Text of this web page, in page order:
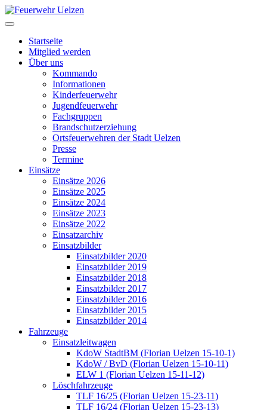
Startseite
Mitglied werden
Über uns
Kommando
Informationen
Kinderfeuerwehr
Jugendfeuerwehr
Fachgruppen
Brandschutzerziehung
Ortsfeuerwehren der Stadt Uelzen
Presse
Termine
Einsätze
Einsätze 2026
Einsätze 2025
Einsätze 2024
Einsätze 2023
Einsätze 2022
Einsatzarchiv
Einsatzbilder
Einsatzbilder 2020
Einsatzbilder 2019
Einsatzbilder 2018
Einsatzbilder 2017
Einsatzbilder 2016
Einsatzbilder 2015
Einsatzbilder 2014
Fahrzeuge
Einsatzleitwagen
KdoW StadtBM (Florian Uelzen 15-10-1)
KdoW / BvD (Florian Uelzen 15-10-11)
ELW 1 (Florian Uelzen 15-11-12)
Löschfahrzeuge
TLF 16/25 (Florian Uelzen 15-23-11)
TLF 16/24 (Florian Uelzen 15-23-13)